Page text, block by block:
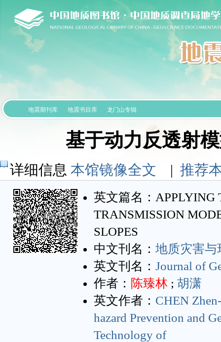
地震期刊库 地震书目库 龙门山专辑
基于动力反透射
详细信息 本馆镜像全文 | 推荐
英文篇名：APPLYING
TRANSMISSION
SLOPES
中文刊名： 地质灾害与
英文刊名： Journal of
作者： 陈臻林 ; 胡潇
英文作者： CHEN
hazard Prevention and
Technology of